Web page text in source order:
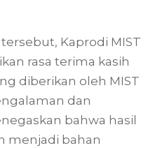
Kaprodi MIST
rasa terima kasih
diberikan oleh MIST
dan
bahwa hasil
menjadi bahan